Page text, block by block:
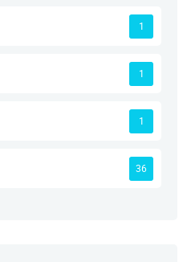
1
1
1
36